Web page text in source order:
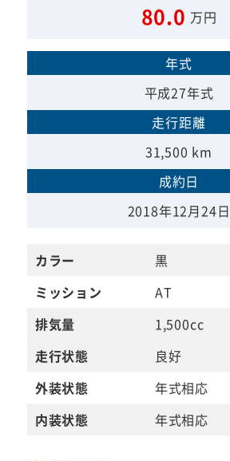
80.0 万円
年式
平成27年式
走行距離
31,500 km
成約日
2018年12月24日
カラー
黒
ミッション
AT
排気量
1,500cc
走行状態
良好
外装状態
年式相応
内装状態
年式相応